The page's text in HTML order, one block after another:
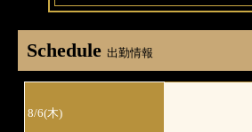
Schedule 出勤情報
8/6(木)